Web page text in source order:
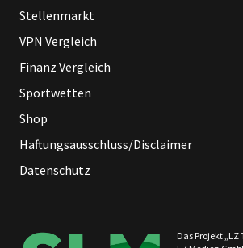
Stellenmarkt
VPN Vergleich
Finanz Vergleich
Sportwetten
Shop
Haftungsausschluss/Disclaimer
Datenschutz
Das Projekt „LZ